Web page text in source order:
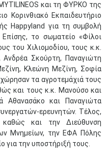
και τη ΦΥΡΚΟ της
Κορινθιακό Εκπαιδευτήριο
Happyland για τη συμβολή
Επίσης, το σωματείο «Φίλοι
του Χιλιομοδίου, τους κ.κ.
Σκούρτη, Παναγιώτη
Κλεώνη Μεζίνη, Σοφία
τα αγροτεμάχιά τους
και τους κ.κ. Μανούσο και
και Παναγιώτα
ερευνητών. Τέλος,
και την Διεύθυνση
Μνημείων, την ΕΦΑ Πόλης
για την υποστήριξή τους.